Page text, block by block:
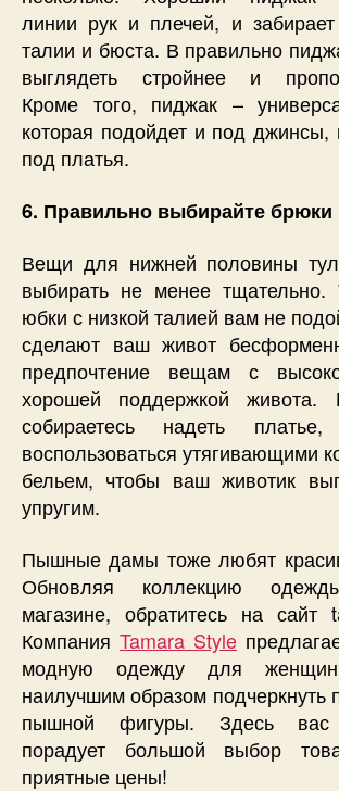
линии рук и плечей, и
талии и бюста. В правильно
выглядеть стройнее и
Кроме того, пиджак –
которая подойдет и под
под платья.
6. Правильно выбирайте брюки
Вещи для нижней половины
выбирать не менее
юбки с низкой талией вам не
сделают ваш живот
предпочтение вещам с
хорошей поддержкой
собираетесь надеть
воспользоваться утягивающими
бельем, чтобы ваш животик
упругим.
Пышные дамы тоже любят
Обновляя коллекцию
магазине, обратитесь на сайт
Компания Tamara Style
модную одежду для
наилучшим образом подчеркнуть
пышной фигуры. Здесь вас
порадует большой выбор
приятные цены!